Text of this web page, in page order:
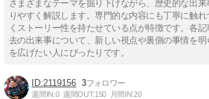
さまざまなテーマを掘り下げながら、歴史的な出
りやすく解説します。専門的な内容にも丁寧に触れ
くストーリー性を持たせている点が特徴です。各
去の出来事について、新しい視点や裏側の事情を
を広げたい人にぴったりです。
2119156 3
週間IN:0 週間OUT:150 月間IN:20